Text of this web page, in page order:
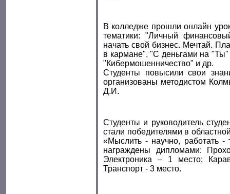
В колледже прошли онлайн
тематики: "Личный
начать свой бизнес. Мечтай.
в кармане", "С деньгами на
"Кибермошенничество" и др.
Студенты повысили свои
организованы методистом
Д.И.
Студенты и руководитель
стали победителями в
«Мыслить - научно, работать -
награждены дипломами:
Электроника – 1 место;
Транспорт - 3 место.